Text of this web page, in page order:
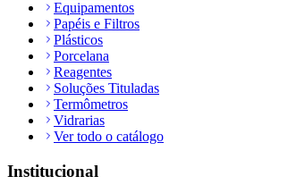
Equipamentos
Papéis e Filtros
Plásticos
Porcelana
Reagentes
Soluções Tituladas
Termômetros
Vidrarias
Ver todo o catálogo
Institucional